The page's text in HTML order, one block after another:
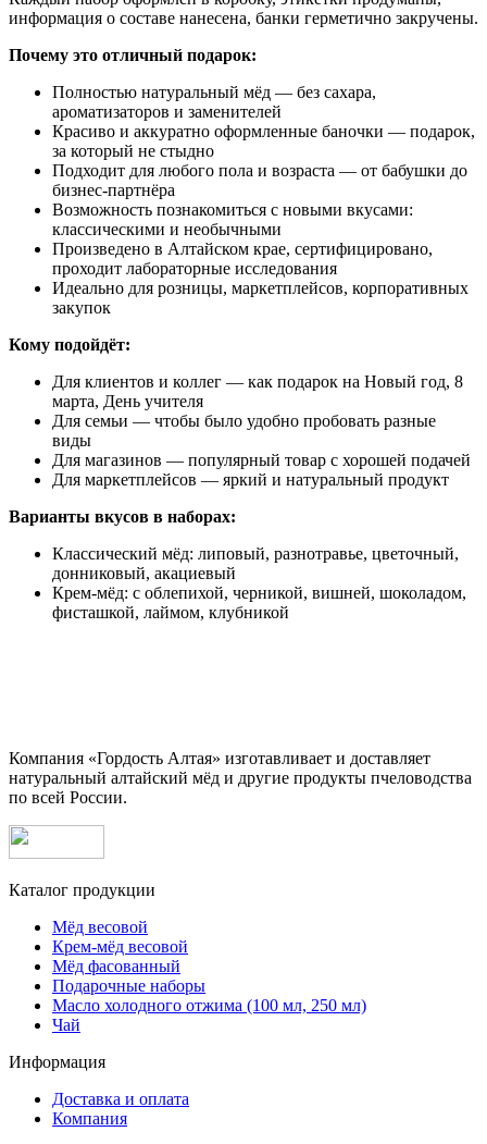
информация о составе нанесена, банки герметично закручены.
Почему это отличный подарок:
Полностью натуральный мёд — без сахара,
ароматизаторов и заменителей
Красиво и аккуратно оформленные баночки — подарок,
за который не стыдно
Подходит для любого пола и возраста — от бабушки до
бизнес-партнёра
Возможность познакомиться с новыми вкусами:
классическими и необычными
Произведено в Алтайском крае, сертифицировано,
проходит лабораторные исследования
Идеально для розницы, маркетплейсов, корпоративных
закупок
Кому подойдёт:
Для клиентов и коллег — как подарок на Новый год, 8
марта, День учителя
Для семьи — чтобы было удобно пробовать разные
виды
Для магазинов — популярный товар с хорошей подачей
Для маркетплейсов — яркий и натуральный продукт
Варианты вкусов в наборах:
Классический мёд: липовый, разнотравье, цветочный,
донниковый, акациевый
Крем-мёд: с облепихой, черникой, вишней, шоколадом,
фисташкой, лаймом, клубникой
Компания «Гордость Алтая» изготавливает и доставляет
натуральный алтайский мёд и другие продукты пчеловодства
по всей России.
Каталог продукции
Мёд весовой
Крем-мёд весовой
Мёд фасованный
Подарочные наборы
Масло холодного отжима (100 мл, 250 мл)
Чай
Информация
Доставка и оплата
Компания